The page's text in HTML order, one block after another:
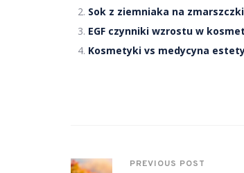
Sok z ziemniaka na
EGF czynniki wzrostu w
Kosmetyki vs medycyna
PREVIOUS POST